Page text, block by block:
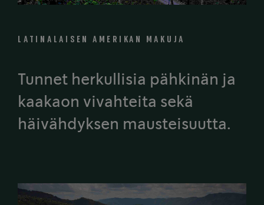
LATINALAISEN AMERIKAN MAKUJA
Tunnet herkullisia pähkinän ja
kaakaon vivahteita sekä
häivähdyksen mausteisuutta.